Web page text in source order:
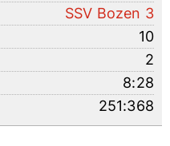
SSV Bozen 3
10
2
8:28
251:368